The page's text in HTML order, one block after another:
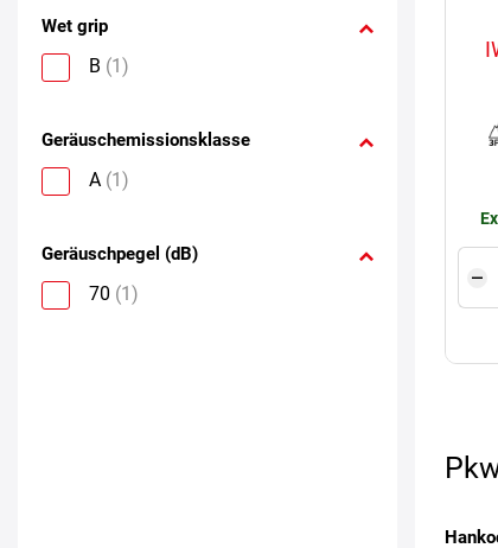
Wet grip
B (1)
Geräuschemissionsklasse
A (1)
Geräuschpegel (dB)
70 (1)